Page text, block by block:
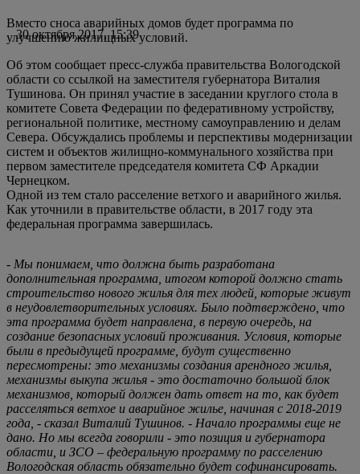
30 октября 2017, 15:39
Вместо сноса аварийных домов будет программа по
улучшению жилищных условий.
Об этом сообщает пресс-служба правительства Вологодской
области со ссылкой на заместителя губернатора Виталия
Тушинова. Он принял участие в заседании круглого стола в
комитете Совета Федерации по федеративному устройству,
региональной политике, местному самоуправлению и делам
Севера. Обсуждались проблемы и перспективы модернизации
систем и объектов жилищно-коммунального хозяйства при
первом заместителе председателя комитета СФ Аркадии
Чернецком.
Одной из тем стало расселение ветхого и аварийного жилья.
Как уточнили в правительстве области, в 2017 году эта
федеральная программа завершилась.
- Мы понимаем, что должна быть разработана
дополнительная программа, итогом которой должно стать
строительство нового жилья для тех людей, которые живут
в неудовлетворительных условиях. Было подтверждено, что
эта программа будет направлена, в первую очередь, на
создание безопасных условий проживания. Условия, которые
были в предыдущей программе, будут существенно
пересмотрены: это механизмы создания арендного жилья,
механизмы выкупа жилья - это достаточно большой блок
механизмов, который должен дать ответ на то, как будет
расселяться ветхое и аварийное жилье, начиная с 2018-2019
года, - сказал Виталий Тушинов. - Начало программы еще не
дано. Но мы всегда говорили - это позиция и губернатора
области, и ЗСО – федеральную программу по расселению
Вологодская область обязательно будет софинансировать.